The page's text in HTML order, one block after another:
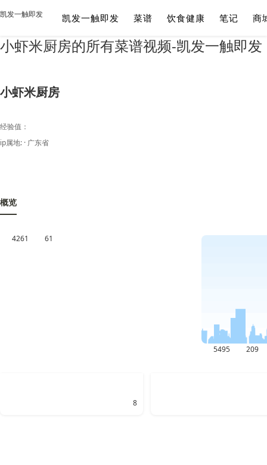
小虾米厨房的所有菜谱视频-凯发一触即发
凯发一触即发 凯发一触即发 菜谱 饮食健康 笔记 商
小虾米厨房
经验值：
ip属地: · 广东省
概览
4261 61
5495 209
8